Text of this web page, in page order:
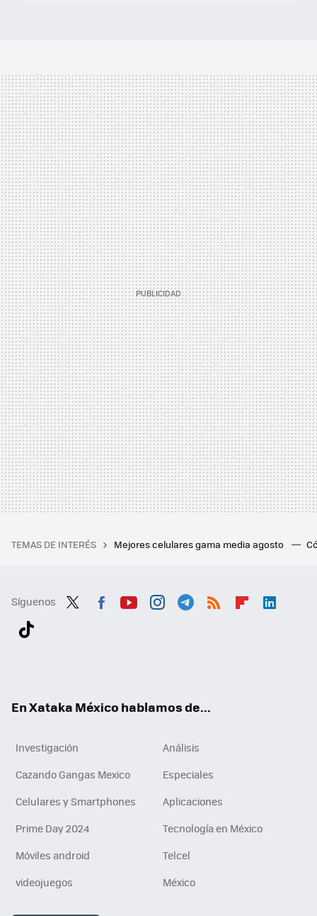
TEMAS DE INTERÉS Mejores celulares gama media agosto
Síguenos
En Xataka México hablamos de...
Investigación
Análisis
Cazando Gangas Mexico
Especiales
Celulares y Smartphones
Aplicaciones
Prime Day 2024
Tecnología en México
Móviles android
Telcel
videojuegos
México